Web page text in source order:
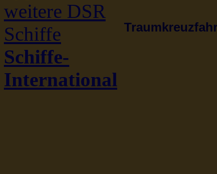
weitere DSR
Schiffe
Schiffe-
International